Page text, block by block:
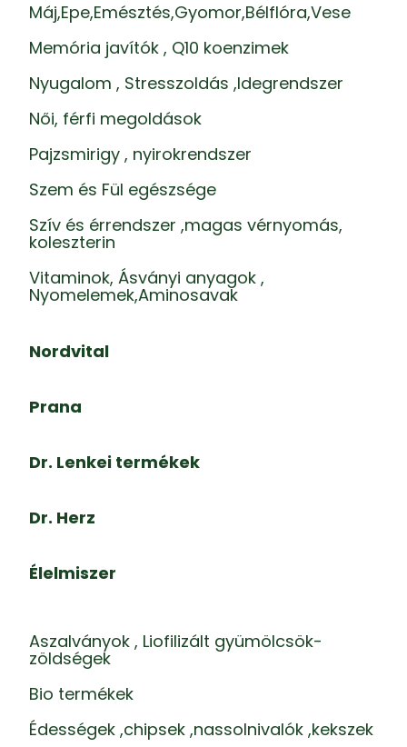
Máj,Epe,Emésztés,Gyomor,Bélflóra,Vese
Memória javítók , Q10 koenzimek
Nyugalom , Stresszoldás ,Idegrendszer
Női, férfi megoldások
Pajzsmirigy , nyirokrendszer
Szem és Fül egészsége
Szív és érrendszer ,magas vérnyomás,
koleszterin
Vitaminok, Ásványi anyagok ,
Nyomelemek,Aminosavak
Nordvital
Prana
Dr. Lenkei termékek
Dr. Herz
Élelmiszer
Aszalványok , Liofilizált gyümölcsök-
zöldségek
Bio termékek
Édességek ,chipsek ,nassolnivalók ,kekszek